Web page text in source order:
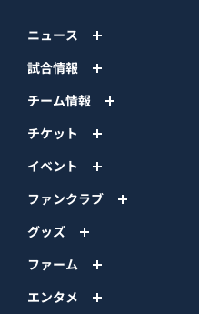
ニュース
試合情報
チーム情報
チケット
イベント
ファンクラブ
グッズ
ファーム
エンタメ